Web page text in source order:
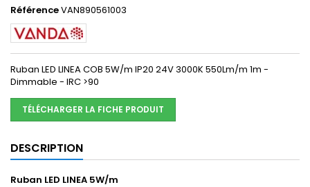
RéférenceVAN890561003
Ruban LED LINEA COB 5W/m IP20 24V 3000K 550Lm/m 1m -
Dimmable - IRC >90
TÉLÉCHARGER LA FICHE PRODUIT
DESCRIPTION
Ruban LED LINEA 5W/m